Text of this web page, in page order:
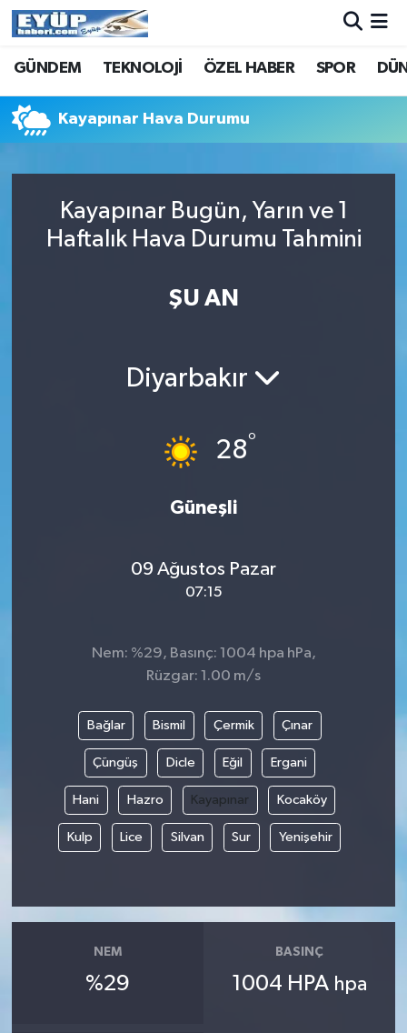
GÜNDEM TEKNOLOJİ ÖZEL HABER SPOR
Kayapınar Hava Durumu
Kayapınar Bugün, Yarın ve 1
Haftalık Hava Durumu Tahmini
ŞU AN
Diyarbakır
28°
Güneşli
09 Ağustos Pazar
07:15
Nem: %29, Basınç: 1004 hpa hPa,
Rüzgar: 1.00 m/s
Bağlar Bismil Çermik Çınar
Çüngüş Dicle Eğil Ergani
Hani Hazro Kayapınar Kocaköy
Kulp Lice Silvan Sur Yenişehir
NEM
%29
BASINÇ
1004 HPA hpa